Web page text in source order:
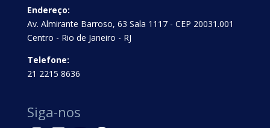
Endereço:
Av. Almirante Barroso, 63 Sala 1117 - CEP 20031.001
Centro - Rio de Janeiro - RJ
Telefone:
21 2215 8636
Siga-nos